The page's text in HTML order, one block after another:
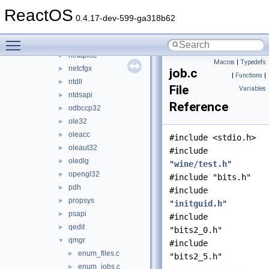
ReactOS 0.4.17-dev-599-ga318b62
► msxml3
► netapi32
► netcfgx
► ntdll
► ntdsapi
► odbccp32
► ole32
► oleacc
► oleaut32
► oledlg
► opengl32
► pdh
► propsys
► psapi
► qedit
▼ qmgr
► enum_files.c
► enum_jobs.c
Macros | Typedefs
| Functions |
Variables
job.c
File
Reference
#include <stdio.h>
#include
"wine/test.h"
#include "bits.h"
#include
"initguid.h"
#include
"bits2_0.h"
#include
"bits2_5.h"